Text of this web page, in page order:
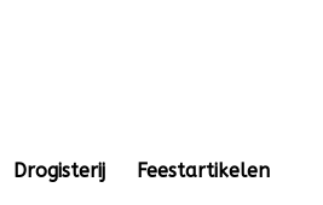
Drogisterij Feestartikelen